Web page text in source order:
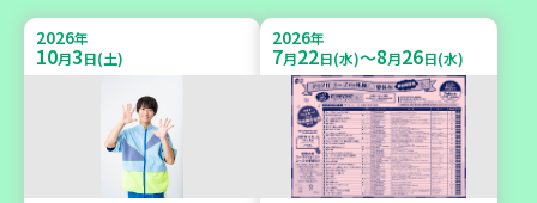
2026年
9月7日(月)
2026年
10月31日(土)
2026年
10月3日(土)
2026年
7月22日(水)～8月26日(水)